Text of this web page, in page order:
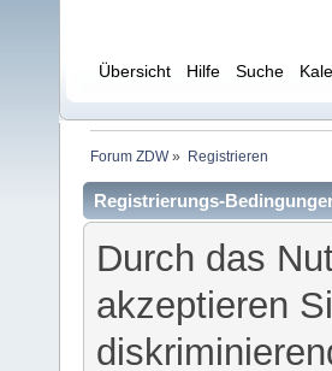
Übersicht Hilfe Suche
Forum ZDW» Registrieren
Registrierungs-
Durch das
akzeptieren